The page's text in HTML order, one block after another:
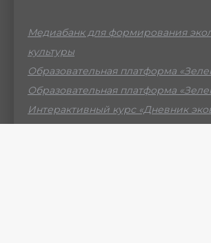
Медиабанк для формирования
культуры
Образовательная платформа
Образовательная платформа
Интерактивный курс «Дневник